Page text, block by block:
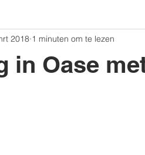
in Oase
2018 1 minuten om te lezen